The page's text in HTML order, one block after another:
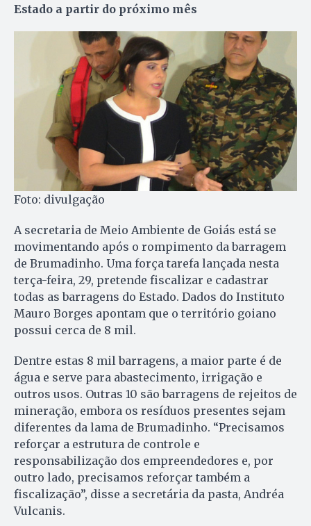
Estado a partir do próximo mês
Foto: divulgação
A secretaria de Meio Ambiente de Goiás está se
movimentando após o rompimento da barragem
de Brumadinho. Uma força tarefa lançada nesta
terça-feira, 29, pretende fiscalizar e cadastrar
todas as barragens do Estado. Dados do Instituto
Mauro Borges apontam que o território goiano
possui cerca de 8 mil.
Dentre estas 8 mil barragens, a maior parte é de
água e serve para abastecimento, irrigação e
outros usos. Outras 10 são barragens de rejeitos de
mineração, embora os resíduos presentes sejam
diferentes da lama de Brumadinho. “Precisamos
reforçar a estrutura de controle e
responsabilização dos empreendedores e, por
outro lado, precisamos reforçar também a
fiscalização”, disse a secretária da pasta, Andréa
Vulcanis.